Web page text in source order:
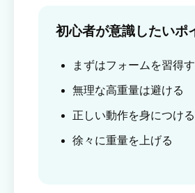
初心者が意識したいポ
まずはフォームを習得
無理な高重量は避ける
正しい動作を身につける
徐々に重量を上げる